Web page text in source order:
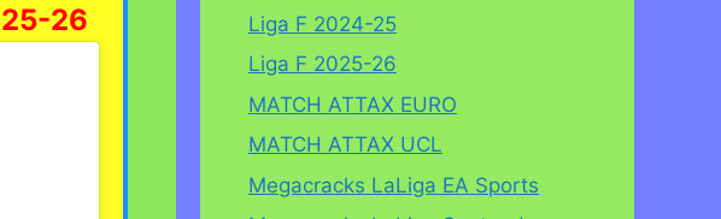
26
Liga F 2024-25
Liga F 2025-26
MATCH ATTAX EURO
MATCH ATTAX UCL
Megacracks LaLiga EA Sports